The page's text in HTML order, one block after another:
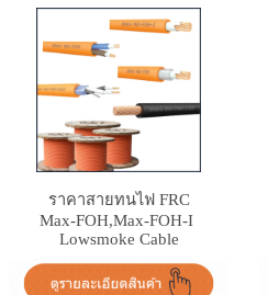
ราคาสายทนไฟ FRC
Max-FOH,Max-FOH-I
Lowsmoke Cable